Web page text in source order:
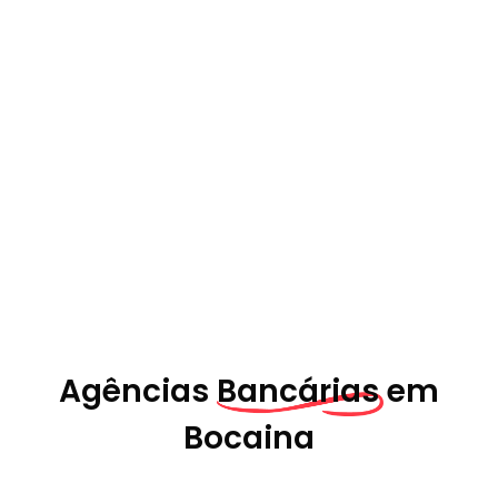
Agências Bancárias em
Bocaina